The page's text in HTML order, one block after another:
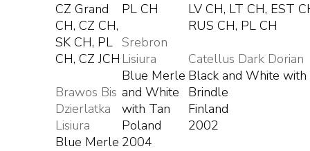
CZ Grand
CH, CZ CH,
SK CH, PL
CH, CZ JCH
Brawos Bis
Dzierlatka
Lisiura
Blue Merle
PL CH
Srebron
Lisiura
Blue Merle
and White
with Tan
Poland
2004
LV CH, LT CH, EST
RUS CH, PL CH
Catellus Dark Dorian
Black and White with
Brindle
Finland
2002